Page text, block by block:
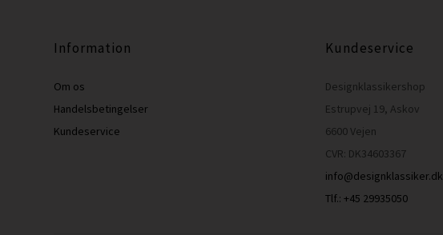
Information
Om os
Handelsbetingelser
Kundeservice
Kundeservice
Designklassikershop
Estrupvej 19, Askov
6600 Vejen
CVR: DK34603367
info@designklassiker.dk
Tlf.: +45 29935050